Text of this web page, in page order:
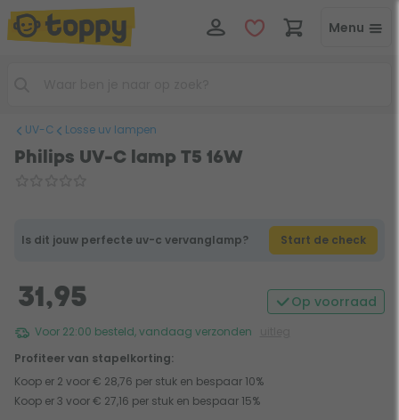
Menu
UV-C Losse uv lampen
Philips UV-C lamp T5 16W
Is dit jouw perfecte uv-c vervanglamp? Start de check
31,95 Op voorraad
Voor 22:00 besteld, vandaag verzonden
Profiteer van stapelkorting:
Koop er 2 voor € 28,76 per stuk en bespaar 10%
Koop er 3 voor € 27,16 per stuk en bespaar 15%